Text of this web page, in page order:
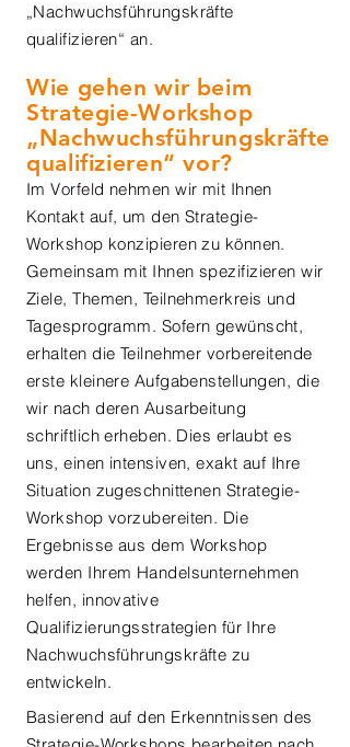
„Nachwuchsführungskräfte
qualifizieren“ an.
Wie gehen wir beim
Strategie-Workshop
„Nachwuchsführungskräfte
qualifizieren“ vor?
Im Vorfeld nehmen wir mit Ihnen
Kontakt auf, um den Strategie-
Workshop konzipieren zu können.
Gemeinsam mit Ihnen spezifizieren wir
Ziele, Themen, Teilnehmerkreis und
Tagesprogramm. Sofern gewünscht,
erhalten die Teilnehmer vorbereitende
erste kleinere Aufgabenstellungen, die
wir nach deren Ausarbeitung
schriftlich erheben. Dies erlaubt es
uns, einen intensiven, exakt auf Ihre
Situation zugeschnittenen Strategie-
Workshop vorzubereiten. Die
Ergebnisse aus dem Workshop
werden Ihrem Handelsunternehmen
helfen, innovative
Qualifizierungsstrategien für Ihre
Nachwuchsführungskräfte zu
entwickeln.
Basierend auf den Erkenntnissen des